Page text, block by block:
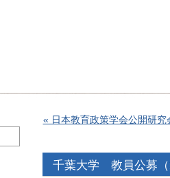
« 日本教育政策学会公開研
千葉大学 教員公募（